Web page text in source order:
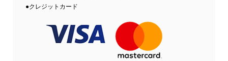
●クレジットカード